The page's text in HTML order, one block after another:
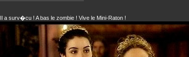
Il a surv�cu ! A bas le zombie ! Vive le Mini-Raton !